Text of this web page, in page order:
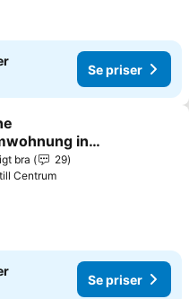
Se priser
till i Mina Favoriter
in
bra
29
Centrum
Se priser